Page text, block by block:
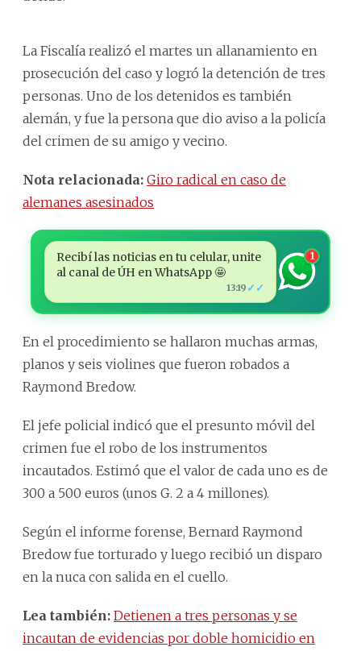
La Fiscalía realizó el martes un allanamiento en
prosecución del caso y logró la detención de tres
personas. Uno de los detenidos es también
alemán, y fue la persona que dio aviso a la policía
del crimen de su amigo y vecino.
Nota relacionada: Giro radical en caso de
alemanes asesinados
Recibí las noticias en tu celular, unite
al canal de ÚH en WhatsApp 🤩
13:19 ✓✓
1
En el procedimiento se hallaron muchas armas,
planos y seis violines que fueron robados a
Raymond Bredow.
El jefe policial indicó que el presunto móvil del
crimen fue el robo de los instrumentos
incautados. Estimó que el valor de cada uno es de
300 a 500 euros (unos G. 2 a 4 millones).
Según el informe forense, Bernard Raymond
Bredow fue torturado y luego recibió un disparo
en la nuca con salida en el cuello.
Lea también: Detienen a tres personas y se
incautan de evidencias por doble homicidio en